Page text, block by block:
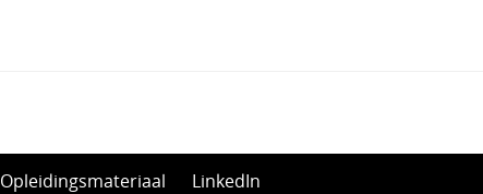
Opleidingsmateriaal LinkedIn